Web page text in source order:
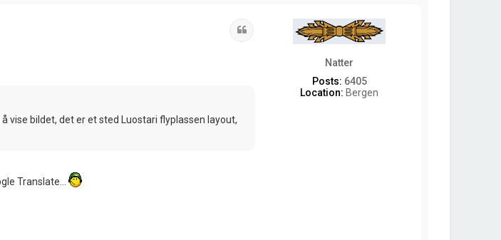
Natter
Posts: 6405
Location: Bergen
vise bildet, det er et sted Luostari flyplassen layout,
Translate...